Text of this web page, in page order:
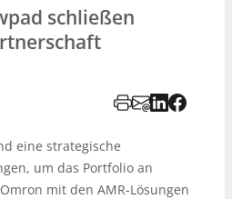
schließen
eine strategische
um das Portfolio an
mit den AMR-Lösungen